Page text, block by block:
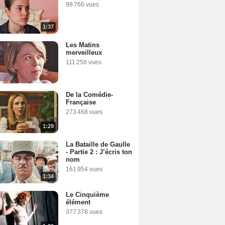
1:37
98 766 vues
Les Matins
merveilleux
111 256 vues
1:29
De la Comédie-
Française
273 468 vues
1:34
La Bataille de Gaulle
- Partie 2 : J’écris ton
nom
161 954 vues
Le Cinquième
élément
377 378 vues